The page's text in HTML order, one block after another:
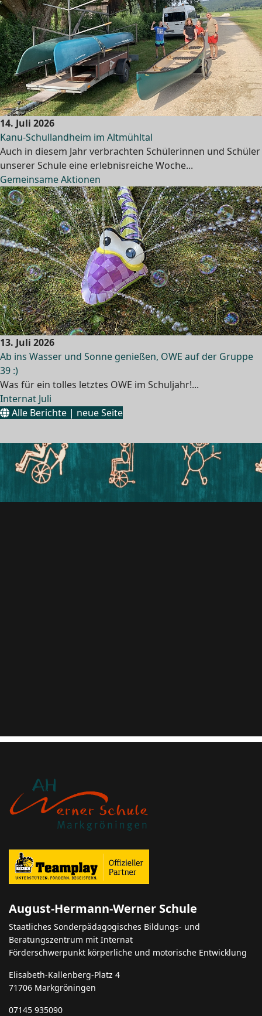
14. Juli 2026
Kanu-Schullandheim im Altmühltal
Auch in diesem Jahr verbrachten Schülerinnen und Schüler
unserer Schule eine erlebnisreiche Woche...
Gemeinsame Aktionen
13. Juli 2026
Ab ins Wasser und Sonne genießen, OWE auf der Gruppe
39 :)
Was für ein tolles letztes OWE im Schuljahr!...
Internat Juli
Alle Berichte | neue Seite
August-Hermann-Werner Schule
Staatliches Sonderpädagogisches Bildungs- und
Beratungszentrum mit Internat
Förderschwerpunkt körperliche und motorische Entwicklung
Elisabeth-Kallenberg-Platz 4
71706 Markgröningen
07145 935090